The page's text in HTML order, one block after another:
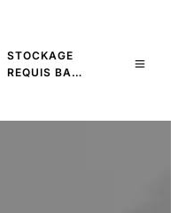
STOCKAGE
REQUIS BA…